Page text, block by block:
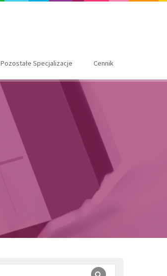
Pozostałe Specjalizacje Cennik